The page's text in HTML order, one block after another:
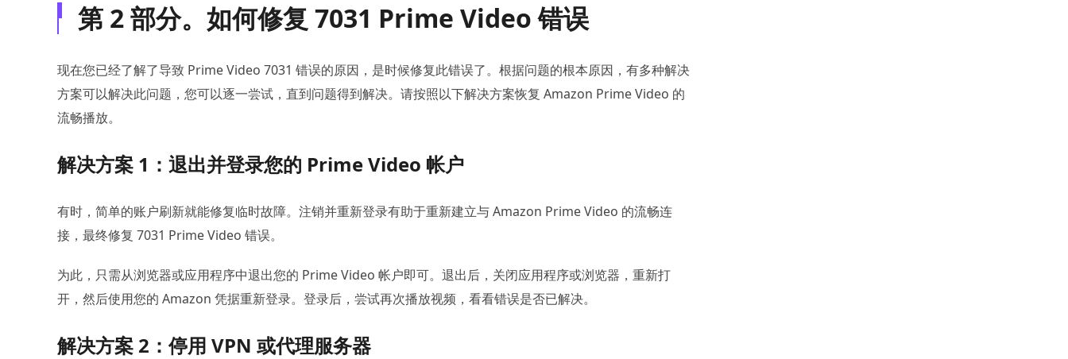
第 2 部分。如何修复 7031 Prime Video 错误
现在您已经了解了导致 Prime Video 7031 错误的原因，是时候修复此错误了。根据问题的根本原因，有多种解决
方案可以解决此问题，您可以逐一尝试，直到问题得到解决。请按照以下解决方案恢复 Amazon Prime Video 的
流畅播放。
解决方案 1：退出并登录您的 Prime Video 帐户
有时，简单的账户刷新就能修复临时故障。注销并重新登录有助于重新建立与 Amazon Prime Video 的流畅连
接，最终修复 7031 Prime Video 错误。
为此，只需从浏览器或应用程序中退出您的 Prime Video 帐户即可。退出后，关闭应用程序或浏览器，重新打
开，然后使用您的 Amazon 凭据重新登录。登录后，尝试再次播放视频，看看错误是否已解决。
解决方案 2：停用 VPN 或代理服务器